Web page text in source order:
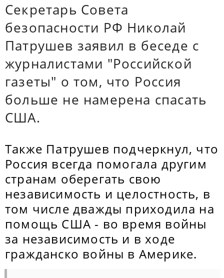
Секретарь Совета
безопасности РФ Николай
Патрушев заявил в беседе с
журналистами "Российской
газеты" о том, что Россия
больше не намерена спасать
США.
Также Патрушев подчеркнул, что
Россия всегда помогала другим
странам оберегать свою
независимость и целостность, в
том числе дважды приходила на
помощь США - во время войны
за независимость и в ходе
гражданско войны в Америке.